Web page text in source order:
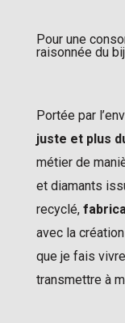
Pour une
raisonnée du
Portée par
juste et plus
métier de
et diamants
recyclé,
avec la
que je fais
transmettre à